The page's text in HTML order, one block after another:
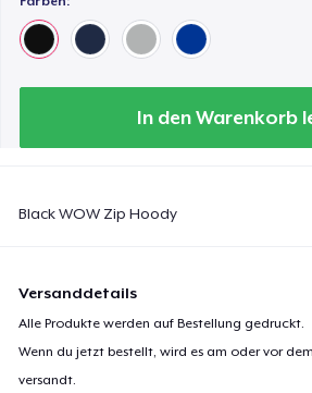
In den Warenkorb
Black WOW Zip Hoody
Versanddetails
Alle Produkte werden auf Bestellung gedruckt.
Wenn du jetzt bestellt, wird es am oder vor
versandt.